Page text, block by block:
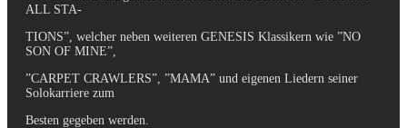
ALL STA-
TIONS”, welcher neben weiteren GENESIS Klassikern wie ”NO
SON OF MINE”,
”CARPET CRAWLERS”, ”MAMA” und eigenen Liedern seiner
Solokarriere zum
Besten gegeben werden.